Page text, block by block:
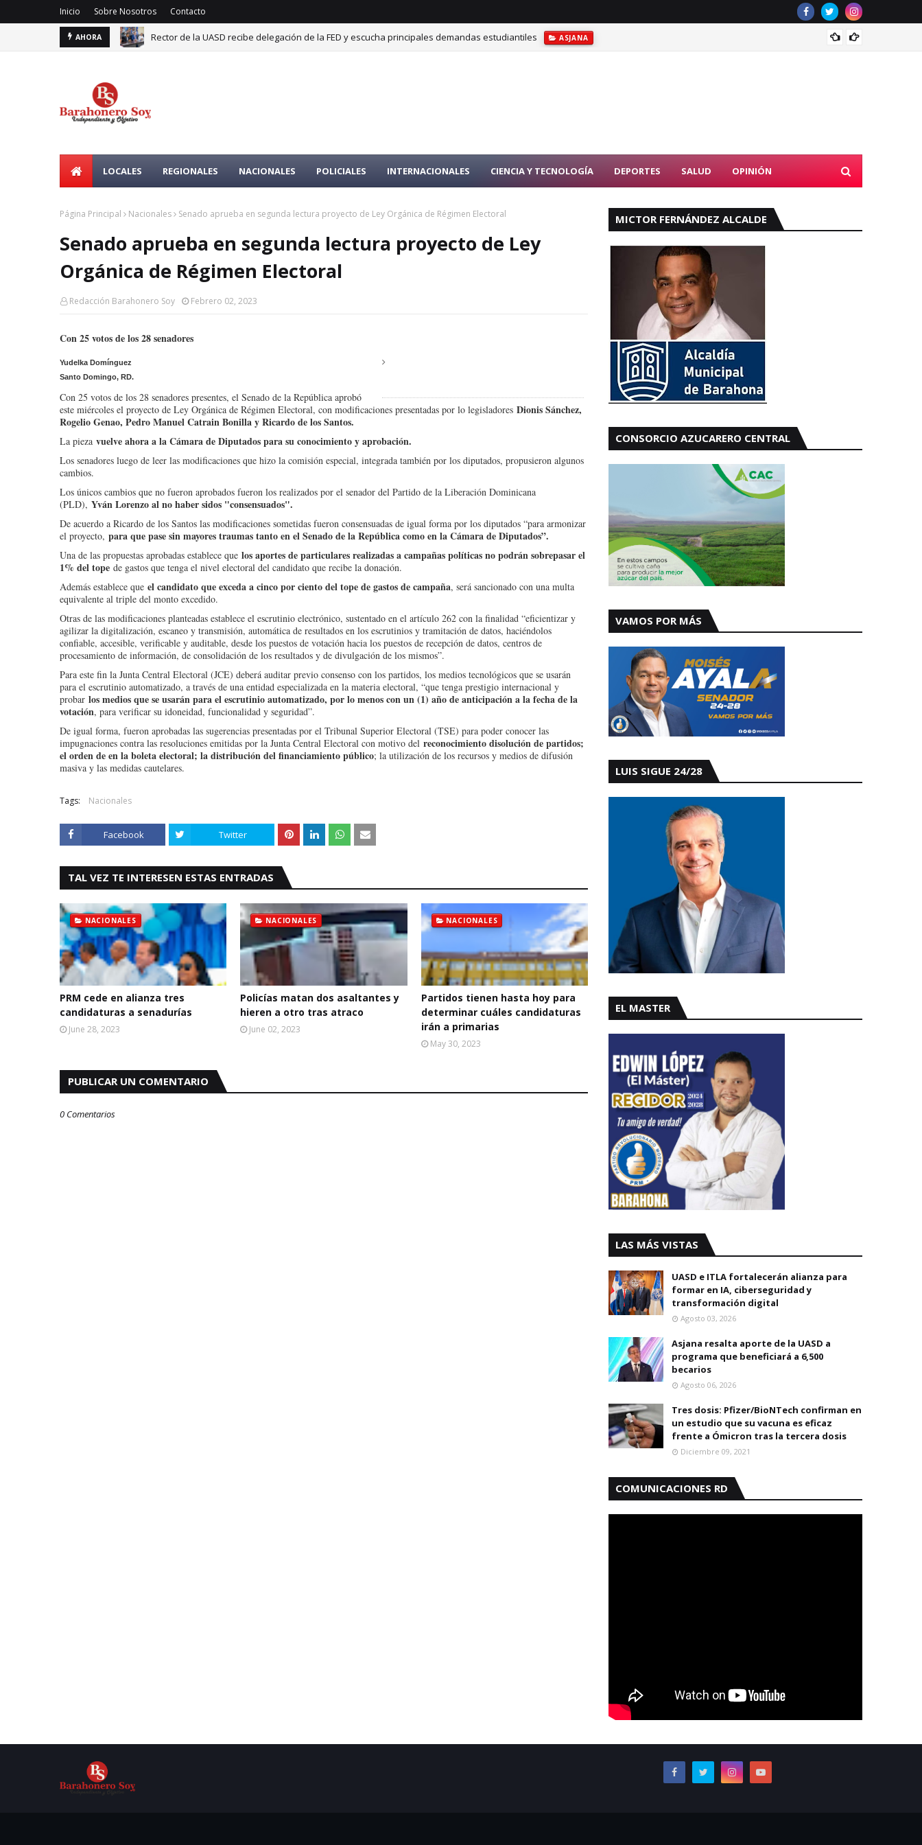
Inicio Sobre Nosotros Contacto
AHORA Rector de la UASD recibe delegación de la FED y escucha principales demandas estudiantiles ASJANA
LOCALES REGIONALES NACIONALES POLICIALES INTERNACIONALES CIENCIA Y TECNOLOGÍA DEPORTES SALUD OPINIÓN
Página Principal Nacionales Senado aprueba en segunda lectura proyecto de Ley Orgánica de Régimen Electoral
Senado aprueba en segunda lectura proyecto de Ley
Orgánica de Régimen Electoral
Redacción Barahonero Soy Febrero 02, 2023
Con 25 votos de los 28 senadores
Yudelka Domínguez
Santo Domingo, RD.
Con 25 votos de los 28 senadores presentes, el Senado de la República aprobó
este miércoles el proyecto de Ley Orgánica de Régimen Electoral, con modificaciones presentadas por lo legisladores Dionis Sánchez,
Rogelio Genao, Pedro Manuel Catrain Bonilla y Ricardo de los Santos.
La pieza vuelve ahora a la Cámara de Diputados para su conocimiento y aprobación.
Los senadores luego de leer las modificaciones que hizo la comisión especial, integrada también por los diputados, propusieron algunos
cambios.
Los únicos cambios que no fueron aprobados fueron los realizados por el senador del Partido de la Liberación Dominicana
(PLD), Yván Lorenzo al no haber sidos "consensuados".
De acuerdo a Ricardo de los Santos las modificaciones sometidas fueron consensuadas de igual forma por los diputados “para armonizar
el proyecto, para que pase sin mayores traumas tanto en el Senado de la República como en la Cámara de Diputados”.
Una de las propuestas aprobadas establece que los aportes de particulares realizadas a campañas políticas no podrán sobrepasar el
1% del tope de gastos que tenga el nivel electoral del candidato que recibe la donación.
Además establece que el candidato que exceda a cinco por ciento del tope de gastos de campaña, será sancionado con una multa
equivalente al triple del monto excedido.
Otras de las modificaciones planteadas establece el escrutinio electrónico, sustentado en el artículo 262 con la finalidad “eficientizar y
agilizar la digitalización, escaneo y transmisión, automática de resultados en los escrutinios y tramitación de datos, haciéndolos
confiable, accesible, verificable y auditable, desde los puestos de votación hacia los puestos de recepción de datos, centros de
procesamiento de información, de consolidación de los resultados y de divulgación de los mismos”.
Para este fin la Junta Central Electoral (JCE) deberá auditar previo consenso con los partidos, los medios tecnológicos que se usarán
para el escrutinio automatizado, a través de una entidad especializada en la materia electoral, “que tenga prestigio internacional y
probar los medios que se usarán para el escrutinio automatizado, por lo menos con un (1) año de anticipación a la fecha de la
votación, para verificar su idoneidad, funcionalidad y seguridad”.
De igual forma, fueron aprobadas las sugerencias presentadas por el Tribunal Superior Electoral (TSE) para poder conocer las
impugnaciones contra las resoluciones emitidas por la Junta Central Electoral con motivo del reconocimiento disolución de partidos;
el orden de en la boleta electoral; la distribución del financiamiento público; la utilización de los recursos y medios de difusión
masiva y las medidas cautelares.
Tags: Nacionales
Facebook Twitter
TAL VEZ TE INTERESEN ESTAS ENTRADAS
NACIONALES
PRM cede en alianza tres
candidaturas a senadurías
June 28, 2023
NACIONALES
Policías matan dos asaltantes y
hieren a otro tras atraco
June 02, 2023
NACIONALES
Partidos tienen hasta hoy para
determinar cuáles candidaturas
irán a primarias
May 30, 2023
PUBLICAR UN COMENTARIO
0 Comentarios
MICTOR FERNÁNDEZ ALCALDE
CONSORCIO AZUCARERO CENTRAL
VAMOS POR MÁS
LUIS SIGUE 24/28
EL MASTER
LAS MÁS VISTAS
UASD e ITLA fortalecerán alianza para
formar en IA, ciberseguridad y
transformación digital
Agosto 03, 2026
Asjana resalta aporte de la UASD a
programa que beneficiará a 6,500
becarios
Agosto 06, 2026
Tres dosis: Pfizer/BioNTech confirman en
un estudio que su vacuna es eficaz
frente a Ómicron tras la tercera dosis
Diciembre 09, 2021
COMUNICACIONES RD